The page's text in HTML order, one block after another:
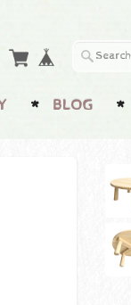
BLOG